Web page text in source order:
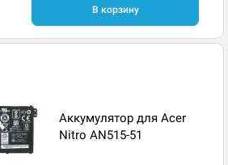
В корзину
Аккумулятор для Acer
Nitro AN515-51